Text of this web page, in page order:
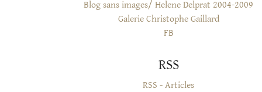
Blog sans images/ Helene Delprat 2004-2009
Galerie Christophe Gaillard
FB
RSS
RSS - Articles